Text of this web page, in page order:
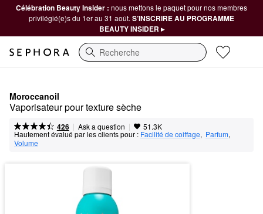
Célébration Beauty Insider : nous mettons le paquet pour nos membres
privilégié(e)s du 1er au 31 août. S’INSCRIRE AU PROGRAMME
BEAUTY INSIDER ▸
Recherche
Moroccanoil
Vaporisateur pour texture sèche
426 | Ask a question | 51.3K
Hautement évalué par les clients pour : Facilité de coiffage, Parfum,
Volume